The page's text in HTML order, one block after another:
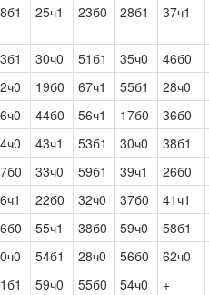
25ч1 23б0 28б1 37ч1
30ч0 51б1 35ч0 46б0
19б0 67ч1 55б1 28ч0
44б0 56ч1 17б0 36б0
43ч1 53б1 30ч0 38б1
33ч0 59б1 39ч1 26б0
22б0 32ч0 37б0 41ч1
55ч1 38б0 59ч0 58б1
54б1 28ч0 56б0 62ч0
59ч0 55б0 54ч0 +